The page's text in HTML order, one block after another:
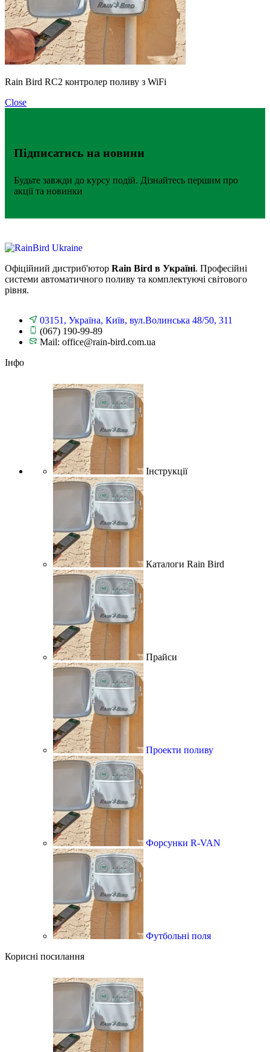
Rain Bird RC2 контролер поливу з WiFi
Close
Підписатись на новини
Будьте завжди до курсу подій. Дізнайтесь першим про
акції та новинки
Офіційний дистриб'ютор Rain Bird в Україні. Професійні
системи автоматичного поливу та комплектуючі світового
рівня.
03151, Україна, Київ, вул.Волинська 48/50, 311
(067) 190-99-89
Mail: office@rain-bird.com.ua
Інфо
Інструкції
Каталоги Rain Bird
Прайси
Проекти поливу
Форсунки R-VAN
Футбольні поля
Корисні посилання